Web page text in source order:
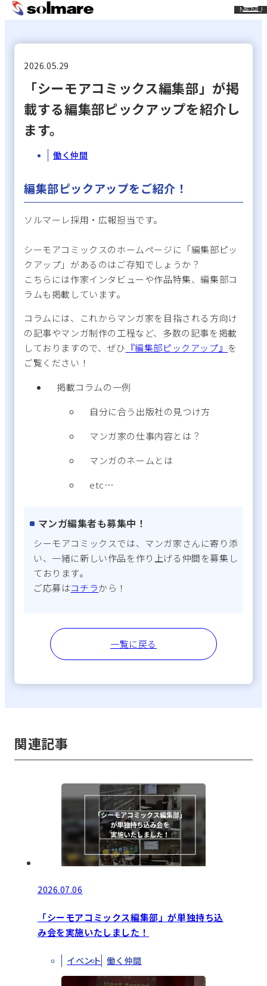
コ
ン
ツ
に
ッ
プ
MENU
2026.05.29
「シーモアコミックス編集部」が掲
載する編集部ピックアップを紹介し
ます。
働く仲間
編集部ピックアップをご紹介！
ソルマーレ採用・広報担当です。
シーモアコミックスのホームページに「編集部ピッ
クアップ」があるのはご存知でしょうか？
こちらには作家インタビューや作品特集、編集部コ
ラムも掲載しています。
コラムには、これからマンガ家を目指される方向け
の記事やマンガ制作の工程など、 多数の記事を掲載
しておりますので、ぜひ 『編集部ピックアップ』 を
ご覧ください！
掲載コラムの一例
自分に合う出版社の見つけ方
マンガ家の仕事内容とは？
マンガのネームとは
etc…
マンガ編集者も募集中！
シーモアコミックスでは、マンガ家さんに寄り添
い、一緒に新しい作品を作り上げる仲間を募集し
ております。
ご応募はコチラから！
一覧に戻る
関連記事
2026.07.06
「シーモアコミックス編集部」が単独持ち込
み会を実施いたしました！
イベント 働く仲間